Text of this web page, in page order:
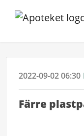
2022-09-02 06:30
Färre